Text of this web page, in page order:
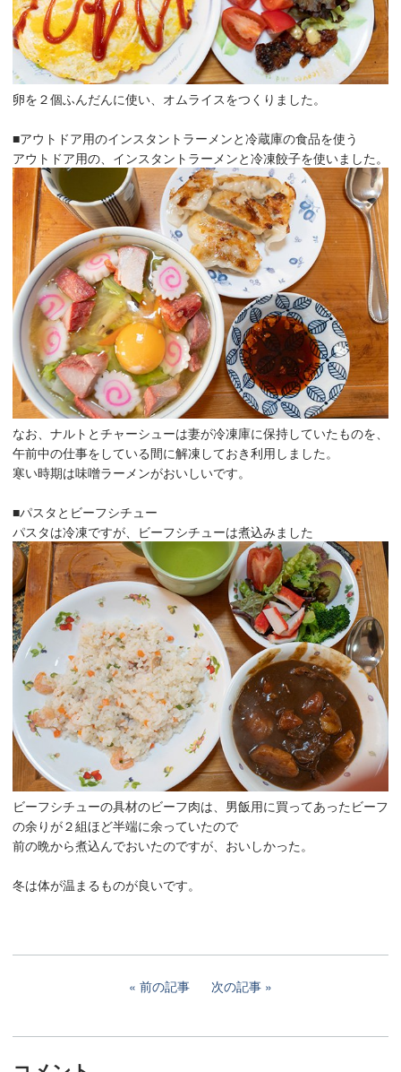
卵を２個ふんだんに使い、オムライスをつくりました。
■アウトドア用のインスタントラーメンと冷蔵庫の食品を使う
アウトドア用の、インスタントラーメンと冷凍餃子を使いました。
なお、ナルトとチャーシューは妻が冷凍庫に保持していたものを、
午前中の仕事をしている間に解凍しておき利用しました。
寒い時期は味噌ラーメンがおいしいです。
■パスタとビーフシチュー
パスタは冷凍ですが、ビーフシチューは煮込みました
ビーフシチューの具材のビーフ肉は、男飯用に買ってあったビーフ
の余りが２組ほど半端に余っていたので
前の晩から煮込んでおいたのですが、おいしかった。
冬は体が温まるものが良いです。
前の記事 次の記事